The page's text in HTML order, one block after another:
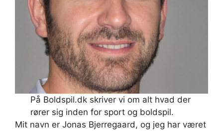
På Boldspil.dk skriver vi om alt hvad der
rører sig inden for sport og boldspil.
Mit navn er Jonas Bjerregaard, og jeg har været